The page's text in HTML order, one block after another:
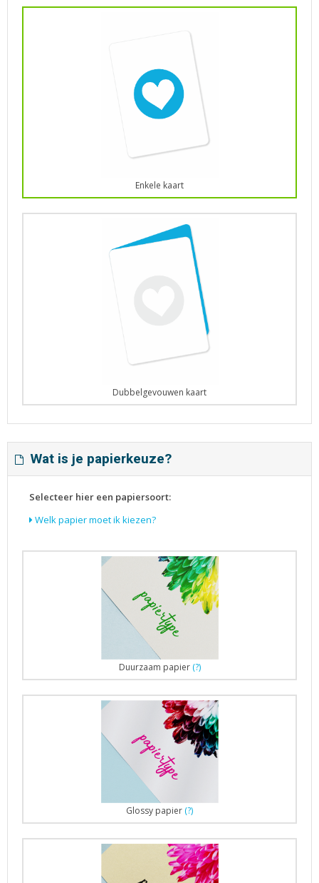
Enkele kaart
Dubbelgevouwen kaart
Wat is je papierkeuze?
Selecteer hier een papiersoort:
Welk papier moet ik kiezen?
Duurzaam papier (?)
Glossy papier (?)